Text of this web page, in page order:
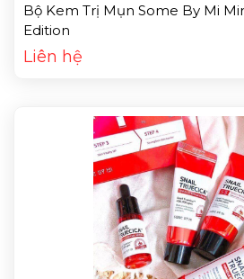
Bộ Kem Trị Mụn Some By Mi
Edition
Liên hệ